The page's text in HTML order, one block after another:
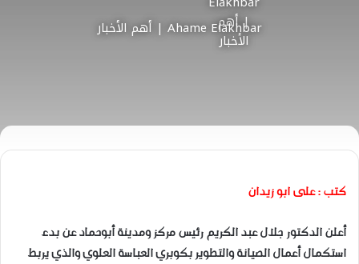
Ahame Elakhbar | أهم الأخبار
كتب : على ابو زيدان
أعلن الدكتور جلال عبد الكريم رئيس مركز ومدينة أبوحماد عن بدء
استكمال أعمال الصيانة والتطوير بكوبري العباسة العلوي والذي يربط